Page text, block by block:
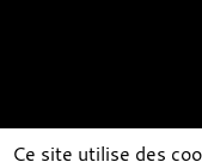
Ce site utilise des